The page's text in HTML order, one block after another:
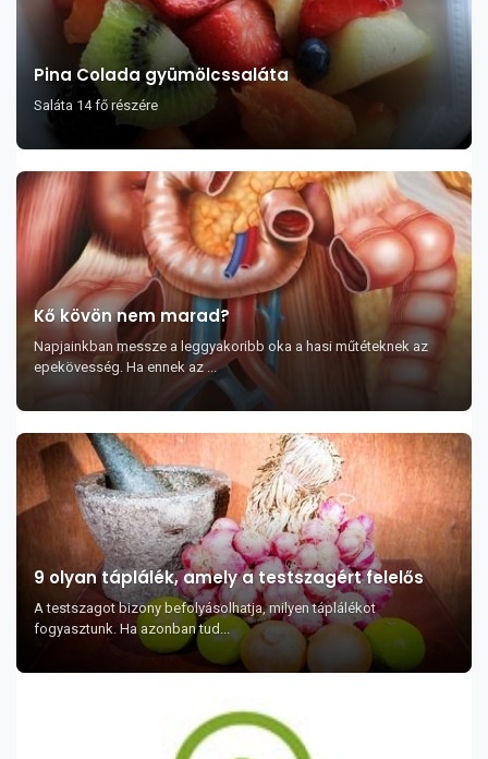
Pina Colada gyümölcssaláta
Saláta 14 fő részére
Kő kövön nem marad?
Napjainkban messze a leggyakoribb oka a hasi műtéteknek az
epekövesség. Ha ennek az ...
9 olyan táplálék, amely a testszagért felelős
A testszagot bizony befolyásolhatja, milyen táplálékot
fogyasztunk. Ha azonban tud...